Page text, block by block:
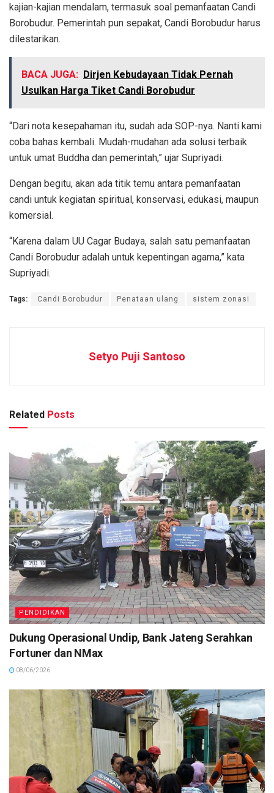
kajian-kajian mendalam, termasuk soal pemanfaatan Candi
Borobudur. Pemerintah pun sepakat, Candi Borobudur harus
dilestarikan.
BACA JUGA: Dirjen Kebudayaan Tidak Pernah
Usulkan Harga Tiket Candi Borobudur
“Dari nota kesepahaman itu, sudah ada SOP-nya. Nanti kami
coba bahas kembali. Mudah-mudahan ada solusi terbaik
untuk umat Buddha dan pemerintah,” ujar Supriyadi.
Dengan begitu, akan ada titik temu antara pemanfaatan
candi untuk kegiatan spiritual, konservasi, edukasi, maupun
komersial.
“Karena dalam UU Cagar Budaya, salah satu pemanfaatan
Candi Borobudur adalah untuk kepentingan agama,” kata
Supriyadi.
Tags: Candi Borobudur Penataan ulang sistem zonasi
Setyo Puji Santoso
Related Posts
PENDIDIKAN
Dukung Operasional Undip, Bank Jateng Serahkan
Fortuner dan NMax
08/06/2026